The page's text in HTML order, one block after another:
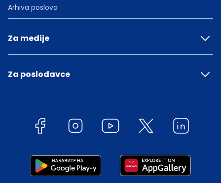
Arhiva poslova
Za medije
Za poslodavce